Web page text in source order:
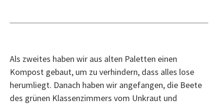
Als zweites haben wir aus alten Paletten einen
Kompost gebaut, um zu verhindern, dass alles lose
herumliegt. Danach haben wir angefangen, die Beete
des grünen Klassenzimmers vom Unkraut und